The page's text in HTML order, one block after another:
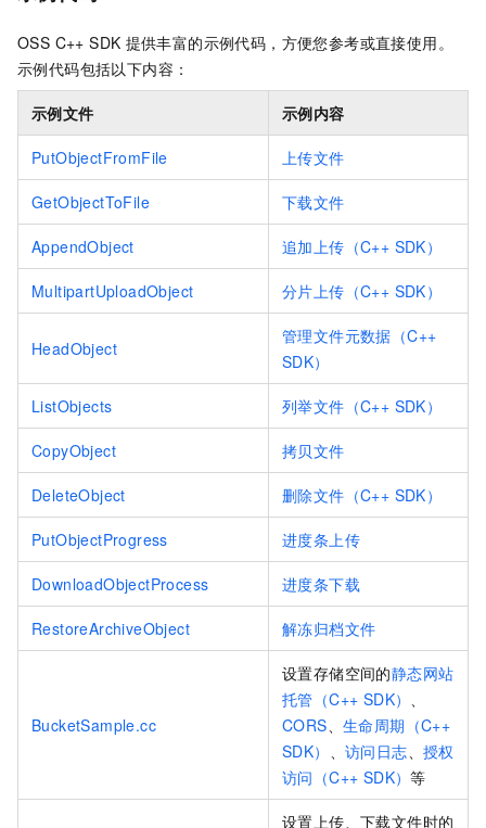
OSS C++ SDK 提供丰富的示例代码，方便您参考或直接使用。
示例代码包括以下内容：
示例文件 示例内容
PutObjectFromFile 上传文件
GetObjectToFile 下载文件
AppendObject 追加上传（C++ SDK）
MultipartUploadObject 分片上传（C++ SDK）
HeadObject
管理文件元数据（C++
SDK）
ListObjects 列举文件（C++ SDK）
CopyObject 拷贝文件
DeleteObject 删除文件（C++ SDK）
PutObjectProgress 进度条上传
DownloadObjectProcess 进度条下载
RestoreArchiveObject 解冻归档文件
BucketSample.cc
设置存储空间的静态网站
托管（C++ SDK） 、
CORS、生命周期（C++
SDK） 、访问日志、授权
访问（C++ SDK）等
设置上传、下载文件时的